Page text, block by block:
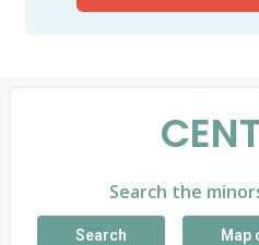
Search the
Search Map